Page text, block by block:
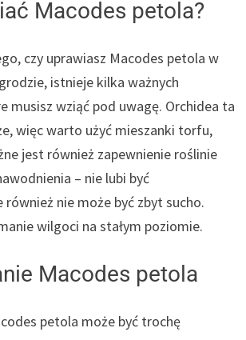
Macodes petola?
czy uprawiasz Macodes petola w
istnieje kilka ważnych
musisz wziąć pod uwagę. Orchidea ta
więc warto użyć mieszanki torfu,
jest również zapewnienie roślinie
– nie lubi być
również nie może być zbyt sucho.
wilgoci na stałym poziomie.
Macodes petola
petola może być trochę